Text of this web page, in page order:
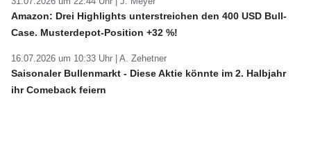
Amazon: Drei Highlights unterstreichen den 400 USD Bull-
Case. Musterdepot-Position +32 %!
16.07.2026 um 10:33 Uhr | A. Zehetner
Saisonaler Bullenmarkt - Diese Aktie könnte im 2. Halbjahr
ihr Comeback feiern